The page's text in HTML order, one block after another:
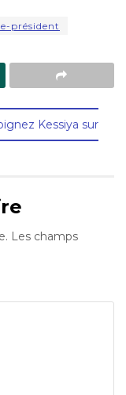
président
Kessiya sur
Les champs